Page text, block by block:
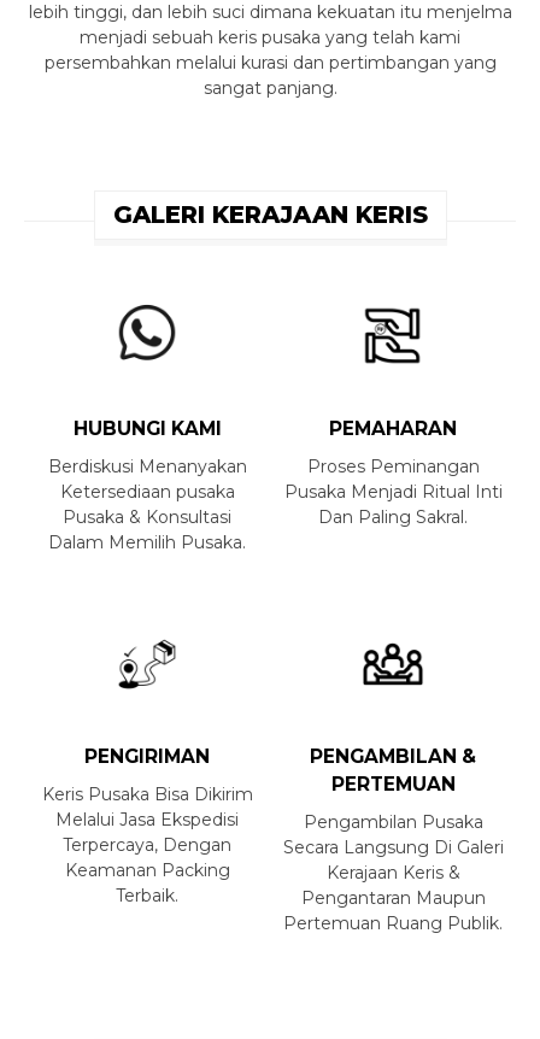
lebih tinggi, dan lebih suci dimana kekuatan itu menjelma
menjadi sebuah keris pusaka yang telah kami
persembahkan melalui kurasi dan pertimbangan yang
sangat panjang.
GALERI KERAJAAN KERIS
HUBUNGI KAMI
Berdiskusi Menanyakan
Ketersediaan pusaka
Pusaka & Konsultasi
Dalam Memilih Pusaka.
PEMAHARAN
Proses Peminangan
Pusaka Menjadi Ritual Inti
Dan Paling Sakral.
PENGIRIMAN
Keris Pusaka Bisa Dikirim
Melalui Jasa Ekspedisi
Terpercaya, Dengan
Keamanan Packing
Terbaik.
PENGAMBILAN &
PERTEMUAN
Pengambilan Pusaka
Secara Langsung Di Galeri
Kerajaan Keris &
Pengantaran Maupun
Pertemuan Ruang Publik.